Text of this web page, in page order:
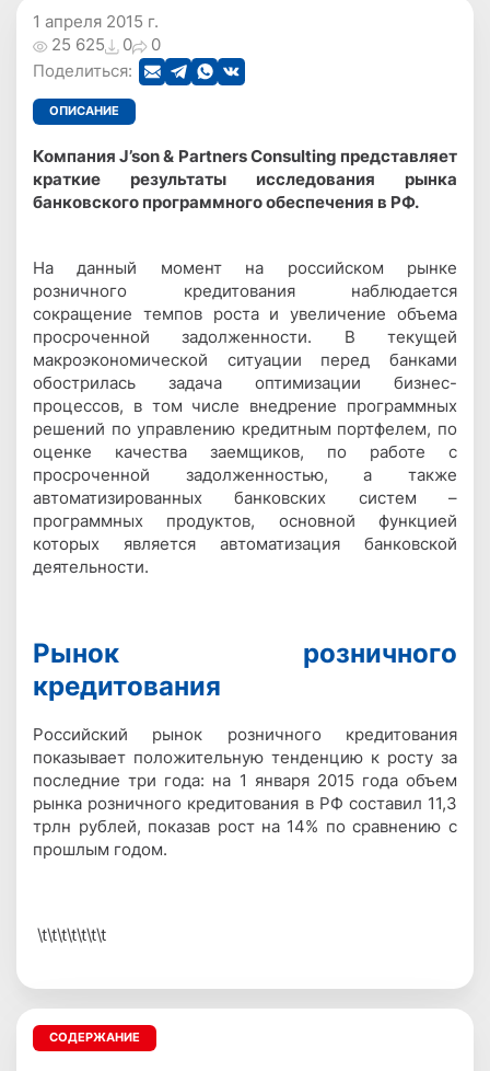
1 апреля 2015 г.
25 625
0
0
Поделиться:
ОПИСАНИЕ
Компания J’son & Partners Consulting представляет
краткие результаты исследования рынка
банковского программного обеспечения в РФ.
На данный момент на российском рынке
розничного кредитования наблюдается
сокращение темпов роста и увеличение объема
просроченной задолженности. В текущей
макроэкономической ситуации перед банками
обострилась задача оптимизации бизнес-
процессов, в том числе внедрение программных
решений по управлению кредитным портфелем, по
оценке качества заемщиков, по работе с
просроченной задолженностью, а также
автоматизированных банковских систем –
программных продуктов, основной функцией
которых является автоматизация банковской
деятельности.
Рынок розничного
кредитования
Российский рынок розничного кредитования
показывает положительную тенденцию к росту за
последние три года: на 1 января 2015 года объем
рынка розничного кредитования в РФ составил 11,3
трлн рублей, показав рост на 14% по сравнению с
прошлым годом.
\t\t\t\t\t\t\t
СОДЕРЖАНИЕ